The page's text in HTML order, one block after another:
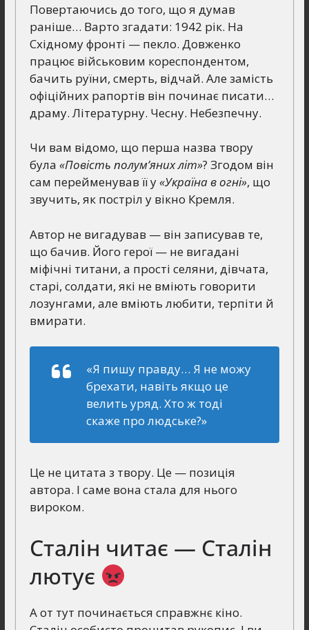
Повертаючись до того, що я думав
раніше… Варто згадати: 1942 рік. На
Східному фронті — пекло. Довженко
працює військовим кореспондентом,
бачить руїни, смерть, відчай. Але замість
офіційних рапортів він починає писати…
драму. Літературну. Чесну. Небезпечну.
Чи вам відомо, що перша назва твору
була «Повість полум’яних літ»? Згодом він
сам перейменував її у«Україна в огні», що
звучить, як постріл у вікно Кремля.
Автор не вигадував — він записував те,
що бачив. Його герої — не вигадані
міфічні титани, а прості селяни, дівчата,
старі, солдати, які не вміють говорити
лозунгами, але вміють любити, терпіти й
вмирати.
«Я пишу правду… Я не можу
брехати, навіть якщо це
велить уряд. Хто ж тоді
скаже про людське?»
Це не цитата з твору. Це — позиція
автора. І саме вона стала для нього
вироком.
Сталін читає — Сталін
лютує
А от тут починається справжнє кіно.